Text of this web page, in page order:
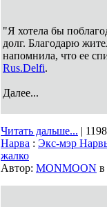
"Я хотела бы
долг. Благодарю
напомнила, что ее
Rus.Delfi.
Далее...
Читать дальше... |
Нарва : Экс-мэр
жалко
Автор: MONMOON в